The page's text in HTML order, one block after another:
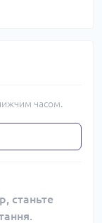
часом.
станьте